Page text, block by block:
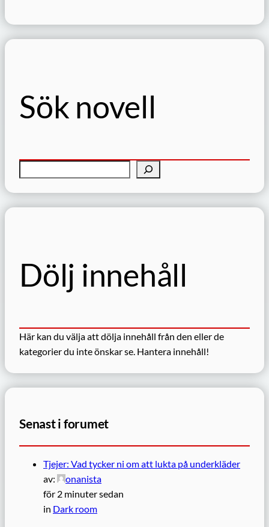
Sök novell
Dölj innehåll
Här kan du välja att dölja innehåll från den eller de
kategorier du inte önskar se. Hantera innehåll!
Senast i forumet
Tjejer: Vad tycker ni om att lukta på underkläder
av:
onanista
för 2 minuter sedan
in Dark room